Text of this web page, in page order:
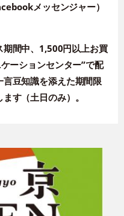
メッセンジャー）
間中、1,500円以上お買
ーションセンター”で配
豆知識を添えた期間限
ます（土日のみ） 。